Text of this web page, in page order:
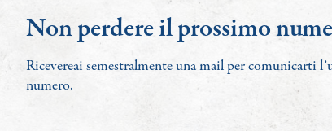
Non perdere il prossimo
Ricevereai semestralmente una mail per comunicarti
numero.